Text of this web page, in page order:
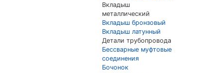
Вкладыш
металлический
Вкладыш бронзовый
Вкладыш латунный
Детали трубопровода
Бессварные муфтовые
соединения
Бочонок